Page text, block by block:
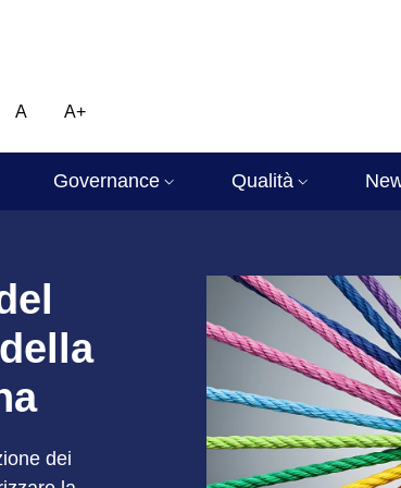
A A+
Governance Qualità
dei